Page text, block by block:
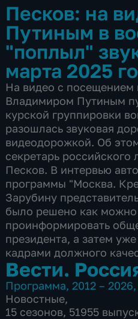
Песков: на
Путиным в
"поплыл"
марта 2025
На видео с
Владимиром Путиным
курской группировки
разошлась звуковая
видеодорожкой. Об
секретарь
Песков. В интервью
программы "Москва.
Зарубину
было решено как
проинформировать
президента, а затем
кадрами должного
Вести.
Программа, 2012 – 2026,
Новостные,
15 сезонов, 51955